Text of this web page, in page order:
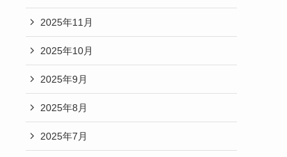
2025年11月
2025年10月
2025年9月
2025年8月
2025年7月